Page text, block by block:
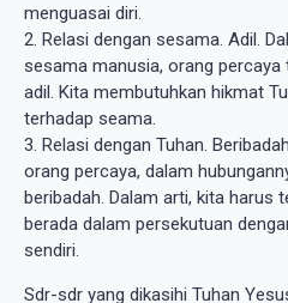
menguasai diri.
2. Relasi dengan sesama. Adil.
sesama manusia, orang percaya
adil. Kita membutuhkan hikmat
terhadap seama.
3. Relasi dengan Tuhan.
orang percaya, dalam
beribadah. Dalam arti, kita harus
berada dalam persekutuan
sendiri.
Sdr-sdr yang dikasihi Tuhan